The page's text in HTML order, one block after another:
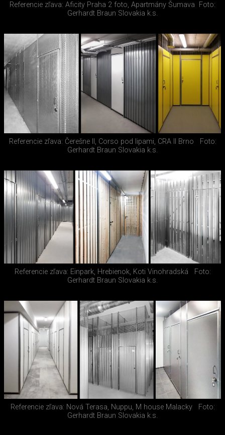
Referencie zľava: Aficity Praha 2 foto, Apartmány Šumava Foto:
Gerhardt Braun Slovakia k.s.
Referencie zľava: Čerešne II, Corso pod lipami, CRA II Brno
Foto:
Gerhardt Braun Slovakia k.s.
Referencie zľava: Einpark, Hrebienok, Koti Vinohradská
Foto:
Gerhardt Braun Slovakia k.s.
Referencie zľava: Nová Terasa, Nuppu, M house Malacky
Foto:
Gerhardt Braun Slovakia k.s.